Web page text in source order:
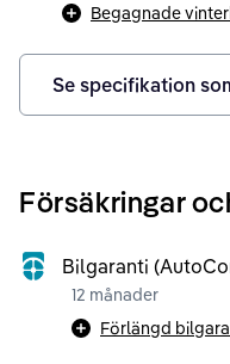
Begagnade
Se specifikation
Försäkringar
Bilgaranti
12 månader
Förlängd